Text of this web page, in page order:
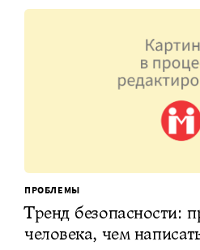
ПРОБЛЕМЫ
Тренд безопасности:
человека, чем